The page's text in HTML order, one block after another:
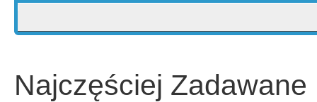
Najczęściej Zadawane